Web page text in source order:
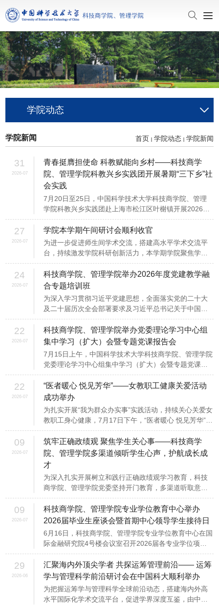
学院动态
学院新闻 首页 学院动态 学院新闻
31
2026-07
青春挺膺担使命 科教赋能向乡村——科技商学
院、管理学院科教兴乡实践团开展暑期“三下乡”社
会实践
7月20日至25日，中国科学技术大学科技商学院、管理
学院科教兴乡实践团赴上海市松江区叶榭镇开展2026年
暑期“三下乡”社会实践。此次实践团队由指导老师宋捷、
董梅带队。在我校2025届选调生、属地干部张卓群的联
络协...
27
2026-07
学院本学期午间研讨会顺利收官
为进一步促进师生间学术交流，搭建高水平学术交流平
台，持续激发学院科研创新活力，本学期学院聚焦学科
前沿热点与交叉研究方向，组织举办了14场午间研讨
会。作为服务师生科研需求、促进学术思想交流的重要
载体，午间...
24
2026-07
科技商学院、管理学院举办2026年度党建教学融
合专题培训班
为深入学习贯彻习近平党建思想，全面落实党的二十大
及二十届历次全会部署要求及习近平总书记关于中国科
大的重要指示精神，扎实推进树立和践行正确政绩观学
习教育，聚焦“立德树人”根本任务，以党建引领教育教学
工作...
22
2026-07
科技商学院、管理学院举办党委理论学习中心组
集中学习（扩大）会暨专题党课报告会
7月15日上午，中国科学技术大学科技商学院、管理学院
党委理论学习中心组集中学习（扩大）会暨专题党课报
告会在中共安庆市委党校举行。校党委常委、党委组织
部部长、学院党委书记申成龙，学院党委常务副书记吴
杰，学...
22
2026-07
“医者暖心 悦见芳华”——女教职工健康关爱活动
成功举办
为扎实开展“我为群众办实事”实践活动，持续关心关爱女
教职工身心健康，7月17日下午，“医者暖心 悦见芳华”女
教职工健康关爱活动在东区管理科研楼二楼报告厅举
办。学校纪委委员、附一院党委副书记、纪委书记郑红
群...
09
2026-07
筑牢正确政绩观 聚焦学生关心事——科技商学
院、管理学院多渠道倾听学生心声，护航成长成
才
为深入扎实开展树立和践行正确政绩观学习教育，科技
商学院、管理学院党委坚持开门教育，多渠道听取意见
建议，立足学生培养及管理服务工作，通过座谈交流、
实地走访、调研交流等形式深入学生工作一线，倾听学
生诉求，...
09
2026-07
科技商学院、管理学院专业学位教育中心举办
2026届毕业生座谈会暨首期中心领导学生接待日
6月16日，科技商学院、管理学院专业学位教育中心在国
际金融研究院4号楼会议室召开2026届各专业学位项目
毕业生座谈会暨首期中心领导学生接待日。学院副院长
刘林冬、专业学位教育中心主任南军、各职能部门负责
人及教师...
29
2026-06
汇聚海内外顶尖学者 共探运筹管理前沿—— 运筹
学与管理科学前沿研讨会在中国科大顺利举办
为把握运筹学与管理科学全球前沿动态，搭建海内外高
水平国际化学术交流平台，促进学界深度互鉴，由中国